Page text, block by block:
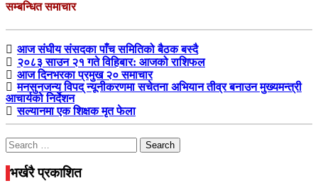
सम्बन्धित समाचार
आज संघीय संसदका पाँच समितिको बैठक बस्दै
२०८३ साउन २१ गते विहिबार: आजको राशिफल
आज दिनभरका प्रमुख २० समाचार
मनसुनजन्य विपद् न्यूनीकरणमा सचेतना अभियान तीव्र बनाउन मुख्यमन्त्री
आचार्यको निर्देशन
सल्यानमा एक शिक्षक मृत फेला
Search
for:
भर्खरै प्रकाशित